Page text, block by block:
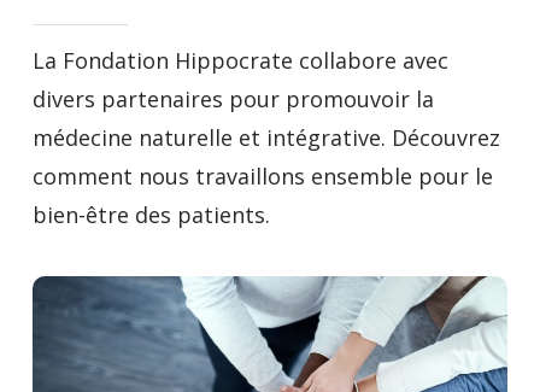
La Fondation Hippocrate collabore avec
divers partenaires pour promouvoir la
médecine naturelle et intégrative. Découvrez
comment nous travaillons ensemble pour le
bien-être des patients.